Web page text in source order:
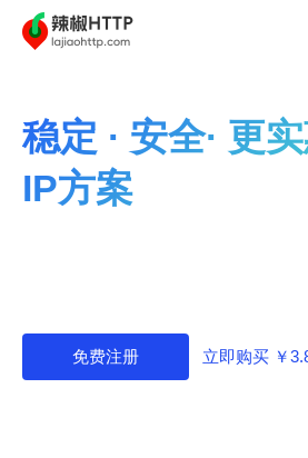
稳定 · 安全· 更
IP方案
免费注册 立即购买 ￥